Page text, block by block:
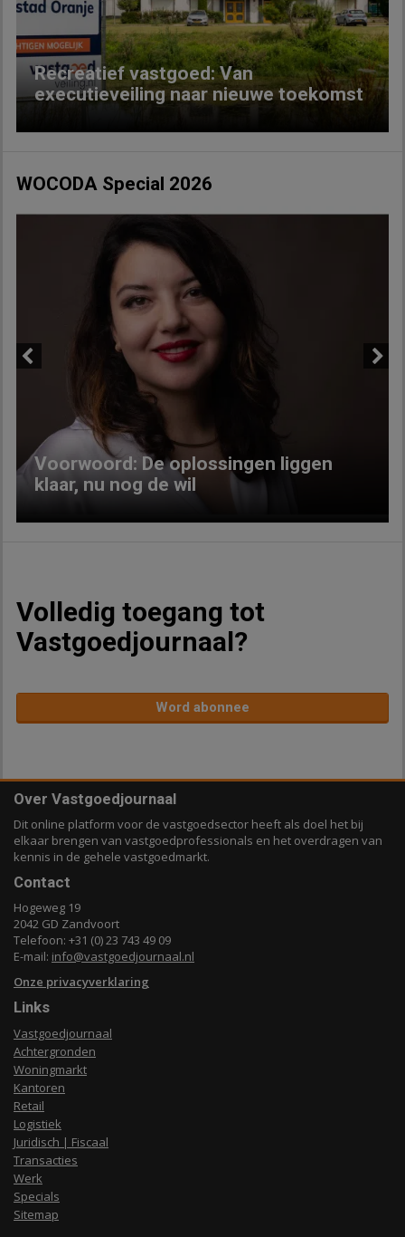
Recreatief vastgoed: Van
executieveiling naar nieuwe toekomst
WOCODA Special 2026
Voorwoord: De oplossingen liggen
klaar, nu nog de wil
Volledig toegang tot
Vastgoedjournaal?
Word abonnee
Over Vastgoedjournaal
Dit online platform voor de vastgoedsector heeft als doel het bij
elkaar brengen van vastgoedprofessionals en het overdragen van
kennis in de gehele vastgoedmarkt.
Contact
Hogeweg 19
2042 GD Zandvoort
Telefoon: +31 (0) 23 743 49 09
E-mail: info@vastgoedjournaal.nl
Onze privacyverklaring
Links
Vastgoedjournaal
Achtergronden
Woningmarkt
Kantoren
Retail
Logistiek
Juridisch | Fiscaal
Transacties
Werk
Specials
Sitemap